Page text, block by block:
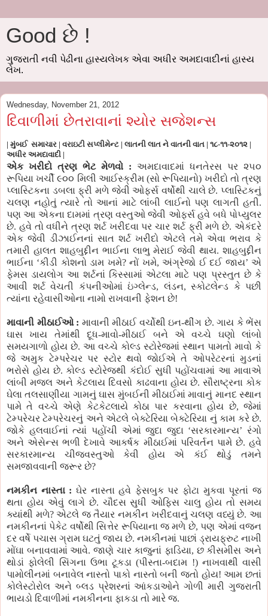
Good છે !
ગુજરાતી નવી પેઢીના હાસ્યલેખક એવા અધીર અમદાવાદીનાં હાસ્ય
લેખ.
Wednesday, November 21, 2012
દિવાળીમાં છેતરાવાનાં શ્યોર સજેશન્સ
| મુંબઈ સમાચાર | વરાઇટી સપ્લીમેન્ટ | લાતની લાત ને વાતની વાત | ૧૮-૧૧-૨૦૧૨ |
અધીર અમદાવાદી |
એક ખરીદો ત્રણ ભેટ મેળવો : અમદાવાદમાં ધનતેરસ પર ૨૫૦
રૂપિયા ખર્ચી ૯૦૦ મિલી આઈસ્ક્રીમ (સો રૂપિયાનો) ખરીદો તો ત્રણ
પ્લાસ્ટિકના ડબલા ફ્રી મળે જેવી ઓફર્સ વર્ષોથી ચાલે છે. પ્લાસ્ટિકનું
ચલણ નહોતું ત્યારે તો આનાં માટે લાંબી લાઈનો પણ લાગતી હતી.
પણ આ એકના દામમાં ત્રણ વસ્તુઓ જેવી ઓફર્સ હવે બધે પોપ્યુલર
છે. હવે તો વધીને ત્રણ શર્ટ ખરીદવા પર ચાર શર્ટ ફ્રી મળે છે. એકંદરે
એક જેવી ડીઝાઈનનાં સાત શર્ટ ખરીદો એટલે તમે એવા ભરાવ કે
તમારી હાલત શાહબુદ્દીન ભાઈના લાભુ મેરાઈ જેવી થાય. શાહબુદ્દીન
ભાઈના ‘કીડી કોશનો ડામ ખમે? નોં ખમે, અંગ્રેજો ઈ દઈ જાય’ એ
ફેમસ ડાયલોગ આ શર્ટનાં કિસ્સામાં એટલા માટે પણ પ્રસ્તુત છે કે
આવી શર્ટ વેચતી કંપનીઓમાં ઇંગ્લેન્ડ, લંડન, સ્કોટલેન્ડ કે પછી
ત્યાંના રહેવાસીઓના નામો રાખવાની ફેશન છે!
માવાની મીઠાઈઓ : માવાની મીઠાઈ વર્ચોથી ઇન-થીંગ છે. ગાય કે ભેંસ
ઘાસ ખાય તેમાંથી દૂધ-માવો-મીઠાઈ બને એ વચ્ચે ઘણો લાંબો
સમયગાળો હોય છે. આ વચ્ચે કોલ્ડ સ્ટોરેજમાં સ્થાન પામતો માવો કે
જે અમુક ટેમ્પરેચર પર સ્ટોર થવો જોઈએ તે ઓપરેટરનાં મુડનાં
ભરોસે હોય છે. કોલ્ડ સ્ટોરેજથી કંદોઈ સુધી પહોંચવામાં આ માવાએ
લાંબી મજલ અને કેટલાય દિવસો કાઢવાના હોય છે. સૌરાષ્ટ્રના કોક
ઘેલા તલસાણીયા ગામનું ઘાસ મુંબઈની મીઠાઈમાં માવાનું માનદ સ્થાન
પામે તે વચ્ચે એણે કેટકેટલાયે કોઠા પાર કરવાના હોય છે, જેમાં
ટેમ્પરેચર ટેમ્પરેચરનું અને એટલે બેક્ટેરિયા બેક્ટેરિયા નું કામ કરે છે.
જોકે હલવાઈનાં ત્યાં પહોંચી એમાં જુદા જુદા ‘સરકારમાન્ય’ રંગો
અને એસેન્સ ભળી દેખાવે આકર્ષક મીઠાઈમાં પરિવર્તન પામે છે. હવે
સરકારમાન્ય ચીજવસ્તુઓ કેવી હોય એ કંઈ થોડું તમને
સમજાવવાની જરૂર છે?
નમકીન નાસ્તા : ઘેર નાસ્તા હવે ફેસબુક પર ફોટા મુકવા પૂરતાં જ
થતા હોય એવું લાગે છે. ચૌદસ સુધી ઓફિસ ચાલુ હોય તો સમય
ક્યાંથી મળે? એટલે જ તૈયાર નમકીન ખરીદવાનું ચલણ વધ્યું છે. આ
નમકીનનાં પેકેટ વર્ષોથી સિત્તેર રૂપિયાના જ મળે છે, પણ એમાં વજન
દર વર્ષે પચાસ ગ્રામ ઘટતું જાય છે. નમકીનમાં પાછાં ડ્રાયફ્રુટ નાખી
મોંઘા બનાવવામાં આવે. જાણે ચાર કાજુનાં ફાડિયા, છ કીસમીસ અને
થોડાં ફોલેલી સિંગના ઉભા ટૂકડા (પીસ્તા-બદામ !) નાખવાથી વાસી
પામોલીનમાં બનાવેલ નાસ્તો પાકો નાસ્તો બની જતો હોય! આમ છતાં
કોલેસ્ટોરોલ અને બ્લડ પ્રેશરનાં આંકડાઓને ગોળી મારી ગુજરાતી
ભાયડો દિવાળીમાં નમકીનના ફાકડા તો મારે જ.